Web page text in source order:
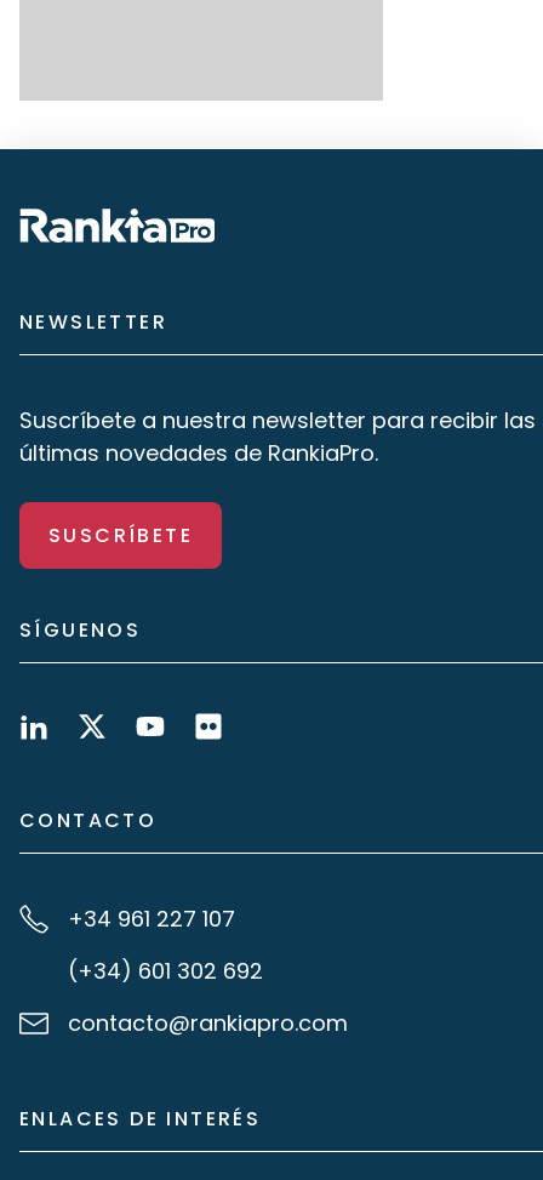
NEWSLETTER
Suscríbete a nuestra newsletter para recibir las
últimas novedades de RankiaPro.
SUSCRÍBETE
SÍGUENOS
CONTACTO
+34 961 227 107
(+34) 601 302 692
contacto@rankiapro.com
ENLACES DE INTERÉS